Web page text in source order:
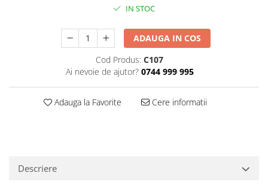
IN STOC
ADAUGA IN COS
Cod Produs: C107
Ai nevoie de ajutor? 0744 999 995
Adauga la Favorite Cere informatii
Descriere